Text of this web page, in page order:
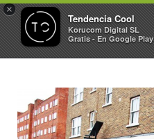
×
Tendencia Cool
Korucom Digital SL
Gratis - En Google Play